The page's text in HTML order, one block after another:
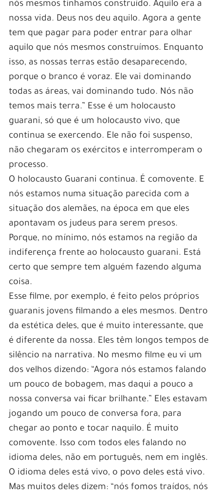
nós mesmos tínhamos construído. Aquilo era a
nossa vida. Deus nos deu aquilo. Agora a gente
tem que pagar para poder entrar para olhar
aquilo que nós mesmos construímos. Enquanto
isso, as nossas terras estão desaparecendo,
porque o branco é voraz. Ele vai dominando
todas as áreas, vai dominando tudo. Nós não
temos mais terra.” Esse é um holocausto
guarani, só que é um holocausto vivo, que
continua se exercendo. Ele não foi suspenso,
não chegaram os exércitos e interromperam o
processo.
O holocausto Guarani continua. É comovente. E
nós estamos numa situação parecida com a
situação dos alemães, na época em que eles
apontavam os judeus para serem presos.
Porque, no mínimo, nós estamos na região da
indiferença frente ao holocausto guarani. Está
certo que sempre tem alguém fazendo alguma
coisa.
Esse filme, por exemplo, é feito pelos próprios
guaranis jovens filmando a eles mesmos. Dentro
da estética deles, que é muito interessante, que
é diferente da nossa. Eles têm longos tempos de
silêncio na narrativa. No mesmo filme eu vi um
dos velhos dizendo: “Agora nós estamos falando
um pouco de bobagem, mas daqui a pouco a
nossa conversa vai ficar brilhante.” Eles estavam
jogando um pouco de conversa fora, para
chegar ao ponto e tocar naquilo. É muito
comovente. Isso com todos eles falando no
idioma deles, não em português, nem em inglês.
O idioma deles está vivo, o povo deles está vivo.
Mas muitos deles dizem: “nós fomos traídos, nós